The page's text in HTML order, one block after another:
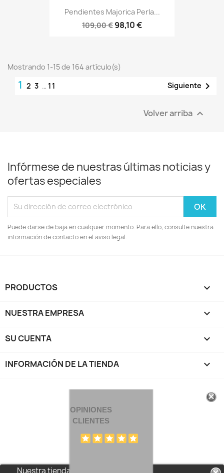
Nuestra tienda usa cookies para
Pendientes Majorica Perla...
109,00 € 98,10 €
Mostrando 1-15 de 164 artículo(s)
1 2 3 … 11 Siguiente 
Volver arriba 
Infórmese de nuestras últimas noticias y
ofertas especiales
Puede darse de baja en cualquier momento. Para ello, consulte nuestra
información de contacto en el aviso legal.
PRODUCTOS 
NUESTRA EMPRESA 
SU CUENTA 
INFORMACIÓN DE LA TIENDA keyboard_arrow_down
OPINIONES
CLIENTES